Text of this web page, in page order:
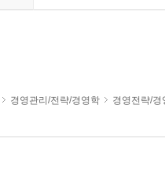
경영관리/전략/경영학 경영전략/경